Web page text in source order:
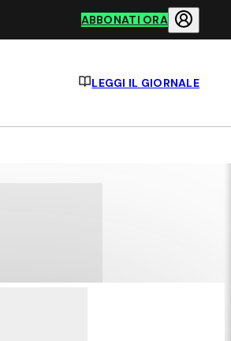
ABBONATI ORA
LEGGI IL GIORNALE